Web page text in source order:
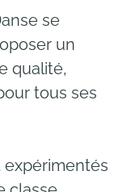
se
un
qualité,
tous ses